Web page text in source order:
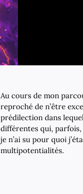
Au cours de mon
reproché de n’être
prédilection dans
différentes qui,
je n’ai su pour quoi
multipotentialités.